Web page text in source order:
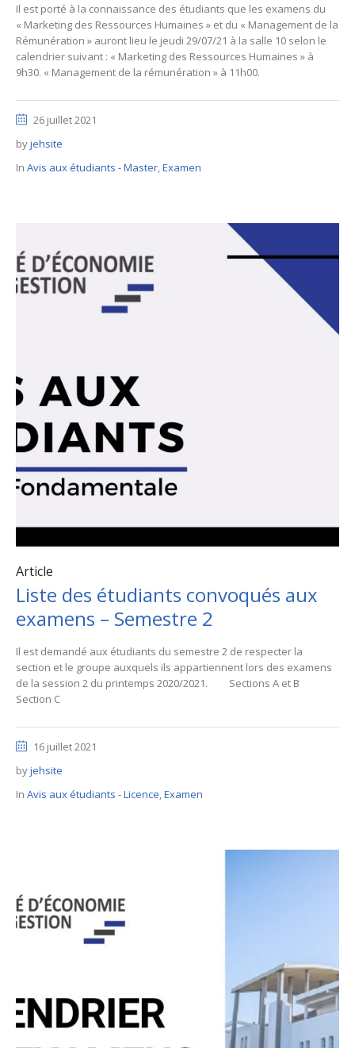
Il est porté à la connaissance des étudiants que les examens du
« Marketing des Ressources Humaines » et du « Management de la
Rémunération » auront lieu le jeudi 29/07/21 à la salle 10 selon le
calendrier suivant : « Marketing des Ressources Humaines » à
9h30. « Management de la rémunération » à 11h00.
26 juillet 2021
byjehsite
In Avis aux étudiants - Master,Examen
Article
Liste des étudiants convoqués aux
examens – Semestre 2
Il est demandé aux étudiants du semestre 2 de respecter la
section et le groupe auxquels ils appartiennent lors des examens
de la session 2 du printemps 2020/2021. Sections A et B
Section C
16 juillet 2021
byjehsite
In Avis aux étudiants - Licence,Examen